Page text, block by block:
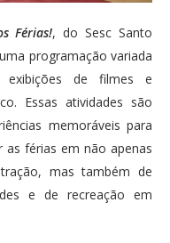
Férias!, do Sesc Santo
programação variada
exibições de filmes e
Essas atividades são
memoráveis para
férias em não apenas
mas também de
e de recreação em